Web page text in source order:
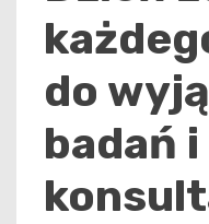
do
badań i